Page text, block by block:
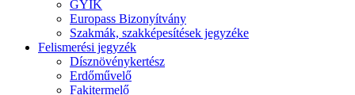
GYIK
Europass Bizonyítvány
Szakmák, szakképesítések jegyzéke
Felismerési jegyzék
Dísznövénykertész
Erdőművelő
Fakitermelő